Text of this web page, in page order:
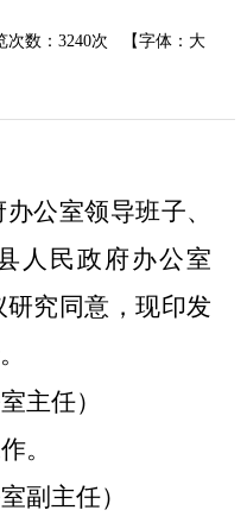
数： 3240次 【字体： 大
公室领导班子、
人民政府办公室
研究同意，现印发
主任）
。
副主任）